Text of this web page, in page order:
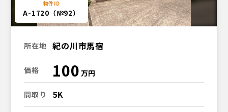
A-1720（№92）
所在地 紀の川市馬宿
価格 100
間取り 5K